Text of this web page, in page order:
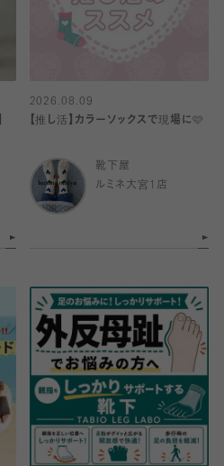
2026.08.09
【推し活】カラーソックスで現場に🩷
靴下屋
ルミネ大宮1店